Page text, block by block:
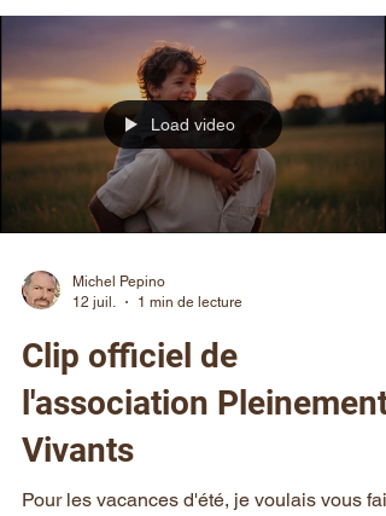
Load video
Michel Pepino
12 juil.
1 min de lecture
Clip officiel de
l'association Pleinement
Vivants
Pour les vacances d'été, je voulais vous